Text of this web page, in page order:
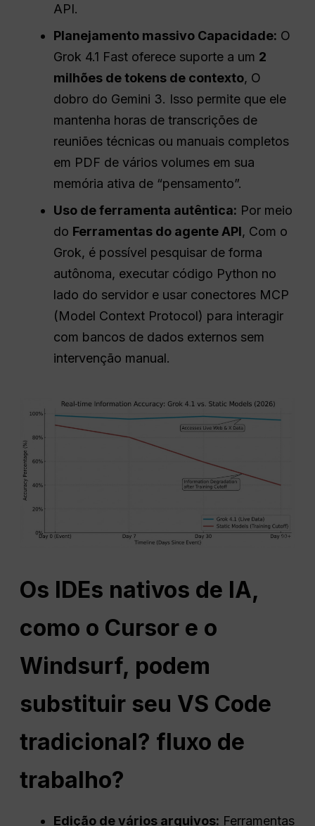
API.
Planejamento massivo Capacidade: O
Grok 4.1 Fast oferece suporte a um 2
milhões de tokens de contexto, O
dobro do Gemini 3. Isso permite que ele
mantenha horas de transcrições de
reuniões técnicas ou manuais completos
em PDF de vários volumes em sua
memória ativa de “pensamento”.
Uso de ferramenta autêntica: Por meio
do Ferramentas do agente API, Com o
Grok, é possível pesquisar de forma
autônoma, executar código Python no
lado do servidor e usar conectores MCP
(Model Context Protocol) para interagir
com bancos de dados externos sem
intervenção manual.
Os IDEs nativos de IA,
como o Cursor e o
Windsurf, podem
substituir seu VS Code
tradicional? fluxo de
trabalho?
Edição de vários arquivos: Ferramentas